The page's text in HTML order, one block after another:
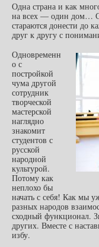
Одна страна и как
на всех — один дом…
стараются донести до
друг к другу с
Одновременн
о с
постройкой
чума другой
сотрудник
творческой
мастерской
наглядно
знакомит
студентов с
русской
народной
культурой.
Потому как
неплохо бы
начать с себя! Как мы
разных народов
сходный функционал.
других. Вместе с
избу.